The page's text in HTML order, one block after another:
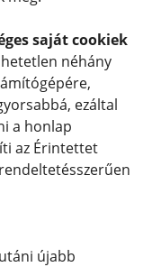
saját cookiek
néhány
ezáltal
a honlap
az Érintettet
újabb